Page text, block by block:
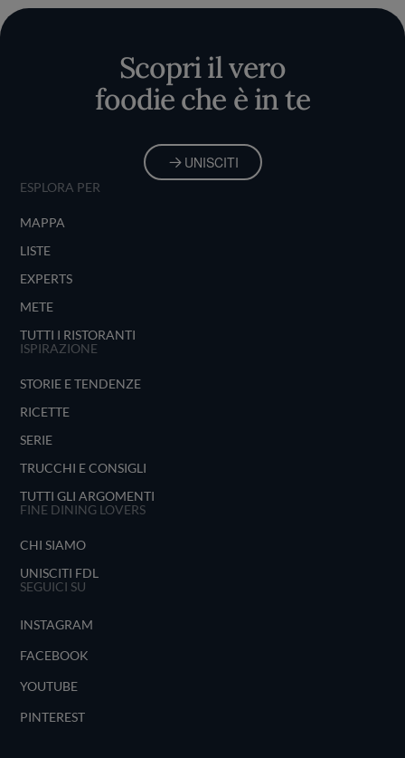
Scopri il vero
foodie che è in te
UNISCITI
ESPLORA PER
MAPPA
LISTE
EXPERTS
METE
TUTTI I RISTORANTI
ISPIRAZIONE
STORIE E TENDENZE
RICETTE
SERIE
TRUCCHI E CONSIGLI
TUTTI GLI ARGOMENTI
FINE DINING LOVERS
CHI SIAMO
UNISCITI FDL
SEGUICI SU
INSTAGRAM
FACEBOOK
YOUTUBE
PINTEREST